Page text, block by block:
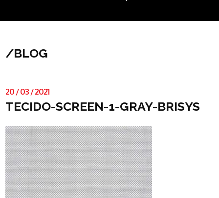
/BLOG
20 /03 /2021
TECIDO-SCREEN-1-GRAY-BRISYS